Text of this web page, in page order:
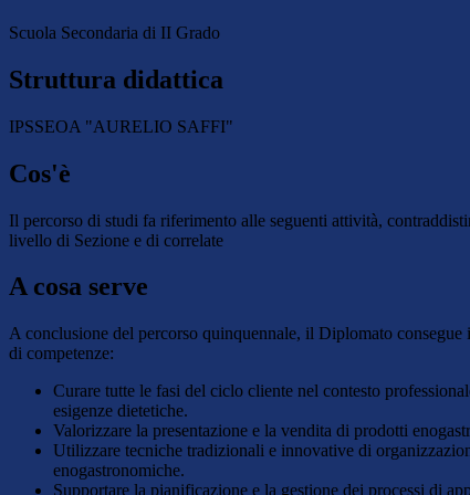
Scuola Secondaria di II Grado
Struttura didattica
IPSSEOA "AURELIO SAFFI"
Cos'è
Il percorso di studi fa riferimento alle seguenti attività,
livello di Sezione e di correlate
A cosa serve
A conclusione del percorso quinquennale, il Diplomato
di competenze:
Curare tutte le fasi del ciclo cliente nel contesto
esigenze dietetiche.
Valorizzare la presentazione e la vendita di prodotti
Utilizzare tecniche tradizionali e innovative di
enogastronomiche.
Supportare la pianificazione e la gestione dei processi di